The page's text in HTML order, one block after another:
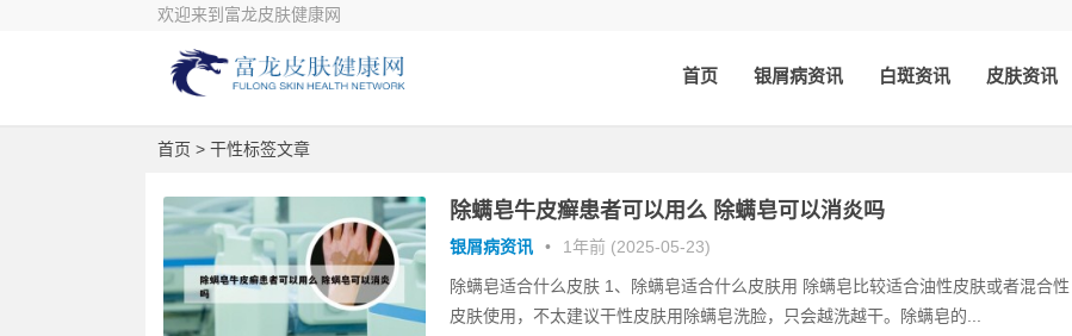
欢迎来到富龙皮肤健康网
首页 银屑病资讯 白斑资讯 皮肤资讯
首页 > 干性标签文章
除螨皂牛皮癣患者可以用么 除螨皂可以消炎吗
银屑病资讯 • 1年前 (2025-05-23)
除螨皂适合什么皮肤 1、除螨皂适合什么皮肤用 除螨皂比较适合油性皮肤或者混合性
皮肤使用，不太建议干性皮肤用除螨皂洗脸，只会越洗越干。除螨皂的...